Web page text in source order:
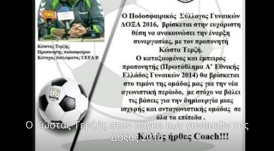
Ο Κώστας Τερζής στον πάγκο των γυναικών της
Δόξας 2016